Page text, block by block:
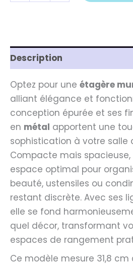
Description
Optez pour une étagère
alliant élégance et
conception épurée et ses
en métal apportent une
sophistication à votre salle
Compacte mais
espace optimal pour
beauté, ustensiles ou
restant discrète. Avec ses
elle se fond
quel décor, transformant
espaces de rangement
Ce modèle mesure 31,8 cm